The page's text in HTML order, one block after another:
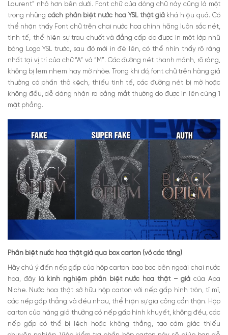
Laurent” nhỏ hơn bên dưới. Font chữ của dòng chữ này cũng là một
trong những cách phân biệt nước hoa YSL thật giảkhá hiệu quả. Có
thể nhận thấy Font chữ trên chai nước hoa chính hãng luôn sắc nét,
tinh tế, thể hiện sự trau chuốt và đẳng cấp do được in một lớp nhũ
bóng Logo YSL trước, sau đó mới in đè lên, có thể nhìn thấy rõ ràng
nhất tại vị trí của chữ “A” và “M”. Các đường nét thanh mảnh, rõ ràng,
không bị lem nhem hay mờ nhòe. Trong khi đó, font chữ trên hàng giả
thường có phần thô kệch, thiếu tinh tế, các đường nét bị mờ hoặc
không đều, dễ dàng nhận ra bằng mắt thường do được in lên cùng 1
mặt phẳng.
Phân biệt nước hoa thật giả qua box carton (vỏ các tông)
Hãy chú ý đến nếp gấp của hộp carton bao bọc bên ngoài chai nước
hoa, đây là
kinh nghiệm phân biệt nước hoa thật – giả của Apa
Niche. Nước hoa thật sở hữu hộp carton với nếp gấp hình tròn, tỉ mỉ,
các nếp gấp thẳng và đều nhau, thể hiện sự gia công cẩn thận. Hộp
carton của hàng giả thường có nếp gấp hình khuyết, không đều, các
nếp gấp có thể bị lệch hoặc không thẳng, tạo cảm giác thiếu